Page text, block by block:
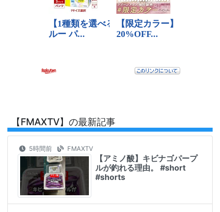
【FMAXTV】の最新記事
5時間前 FMAXTV
【アミノ酸】キビナゴパープ
ルが釣れる理由。 #short
#shorts